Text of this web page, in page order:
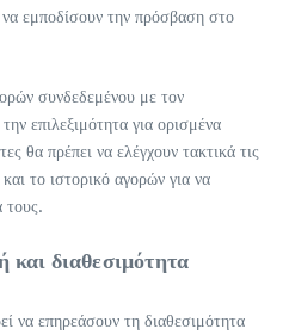
εμποδίσουν την πρόσβαση στο
συνδεδεμένου με τον
επιλεξιμότητα για ορισμένα
θα πρέπει να ελέγχουν τακτικά τις
το ιστορικό αγορών για να
τους.
και διαθεσιμότητα
να επηρεάσουν τη διαθεσιμότητα